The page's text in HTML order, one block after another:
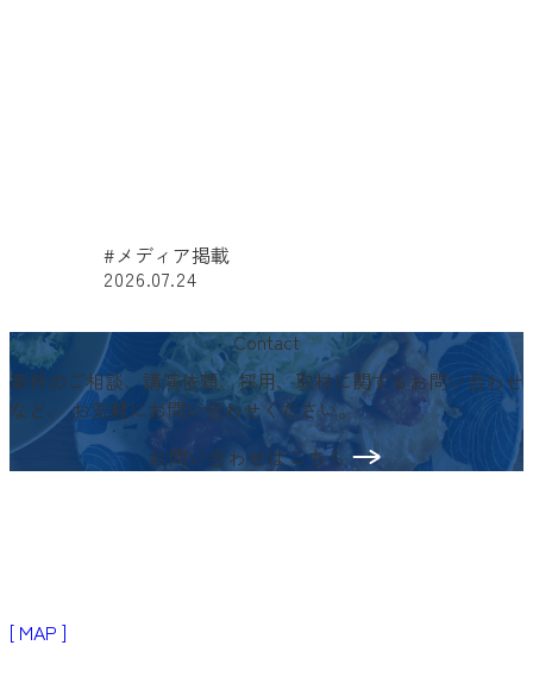
#メディア掲載
2026.07.24
Contact
案件のご相談、講演依頼、採用、取材に関するお問い合わせ
など、お気軽にお問い合わせください。
お問い合わせはこちら
[ MAP ]